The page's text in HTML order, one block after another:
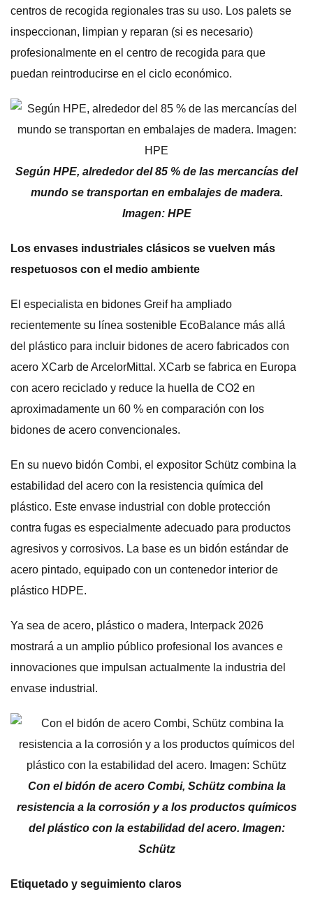
centros de recogida regionales tras su uso. Los palets se
inspeccionan, limpian y reparan (si es necesario)
profesionalmente en el centro de recogida para que
puedan reintroducirse en el ciclo económico.
Según HPE, alrededor del 85 % de las mercancías del
mundo se transportan en embalajes de madera.
Imagen: HPE
Los envases industriales clásicos se vuelven más
respetuosos con el medio ambiente
El especialista en bidones Greif ha ampliado
recientemente su línea sostenible EcoBalance más allá
del plástico para incluir bidones de acero fabricados con
acero XCarb de ArcelorMittal. XCarb se fabrica en Europa
con acero reciclado y reduce la huella de CO2 en
aproximadamente un 60 % en comparación con los
bidones de acero convencionales.
En su nuevo bidón Combi, el expositor Schütz combina la
estabilidad del acero con la resistencia química del
plástico. Este envase industrial con doble protección
contra fugas es especialmente adecuado para productos
agresivos y corrosivos. La base es un bidón estándar de
acero pintado, equipado con un contenedor interior de
plástico HDPE.
Ya sea de acero, plástico o madera, Interpack 2026
mostrará a un amplio público profesional los avances e
innovaciones que impulsan actualmente la industria del
envase industrial.
Con el bidón de acero Combi, Schütz combina la
resistencia a la corrosión y a los productos químicos
del plástico con la estabilidad del acero. Imagen:
Schütz
Etiquetado y seguimiento claros